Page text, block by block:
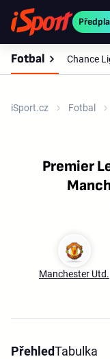
Fotbal Chance
iSport.cz Fotbal
Premier
Manchester Utd.
PřehledTabulka